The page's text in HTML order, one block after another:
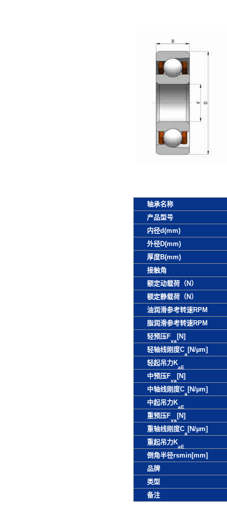
轴承名称
产品型号
内径d(mm)
外径D(mm)
厚度B(mm)
接触角
额定动载荷（N）
额定静载荷（N）
油润滑参考转速RPM
脂润滑参考转速RPM
轻预压F
va
[N]
轻轴线刚度C
a
[N/µm]
轻起吊力K
aE
中预压F
va
[N]
中轴线刚度C
a
[N/µm]
中起吊力K
aE
重预压F
va
[N]
重轴线刚度C
a
[N/µm]
重起吊力K
aE
倒角半径rsmin[mm]
品牌
类型
备注